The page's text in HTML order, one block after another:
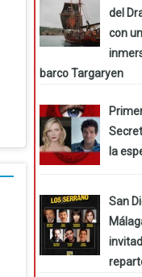
del
con
barco Targaryen
la
San